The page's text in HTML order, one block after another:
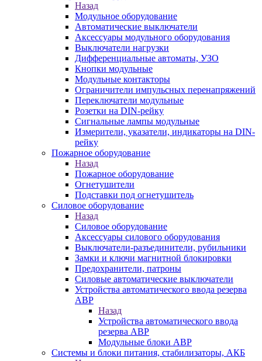
Назад
Модульное оборудование
Автоматические выключатели
Аксессуары модульного оборудования
Выключатели нагрузки
Дифференциальные автоматы, УЗО
Кнопки модульные
Модульные контакторы
Ограничители импульсных перенапряжений
Переключатели модульные
Розетки на DIN-рейку
Сигнальные лампы модульные
Измерители, указатели, индикаторы на DIN-
рейку
Пожарное оборудование
Назад
Пожарное оборудование
Огнетушители
Подставки под огнетушитель
Силовое оборудование
Назад
Силовое оборудование
Аксессуары силового оборудования
Выключатели-разъединители, рубильники
Замки и ключи магнитной блокировки
Предохранители, патроны
Силовые автоматические выключатели
Устройства автоматического ввода резерва
АВР
Назад
Устройства автоматического ввода
резерва АВР
Модульные блоки АВР
Системы и блоки питания, стабилизаторы, АКБ